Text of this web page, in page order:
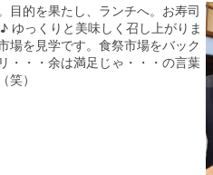
目的を果たし、ランチへ。お寿司
ゆっくりと美味しく召し上がりま
場を見学です。食祭市場をバック
・・・余は満足じゃ・・・の言葉
）